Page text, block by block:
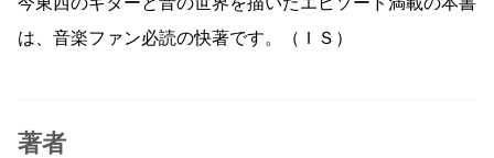
今東西のギターと音の世界を描いたエピソード満載の本書
は、音楽ファン必読の快著です。（ＩＳ）
著者